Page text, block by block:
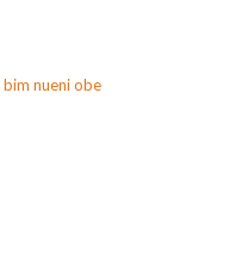
nueni obe